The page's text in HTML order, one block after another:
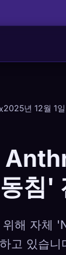
2025년 12월 1일
침'
해 자체
고 있습니